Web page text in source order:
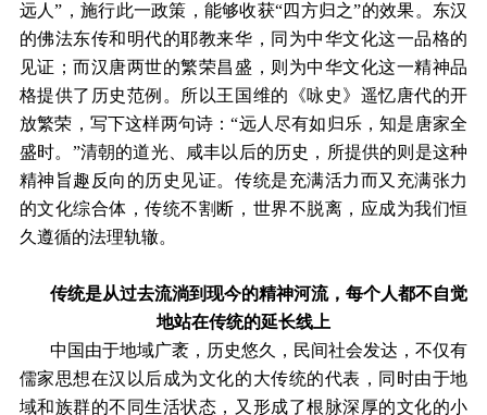
远人”，施行此一政策，能够收获“四方归之”的效果。东汉
的佛法东传和明代的耶教来华，同为中华文化这一品格的
见证；而汉唐两世的繁荣昌盛，则为中华文化这一精神品
格提供了历史范例。所以王国维的《咏史》遥忆唐代的开
放繁荣，写下这样两句诗：“远人尽有如归乐，知是唐家全
盛时。”清朝的道光、咸丰以后的历史，所提供的则是这种
精神旨趣反向的历史见证。传统是充满活力而又充满张力
的文化综合体，传统不割断，世界不脱离，应成为我们恒
久遵循的法理轨辙。
传统是从过去流淌到现今的精神河流，每个人都不自觉
地站在传统的延长线上
中国由于地域广袤，历史悠久，民间社会发达，不仅有
儒家思想在汉以后成为文化的大传统的代表，同时由于地
域和族群的不同生活状态，又形成了根脉深厚的文化的小